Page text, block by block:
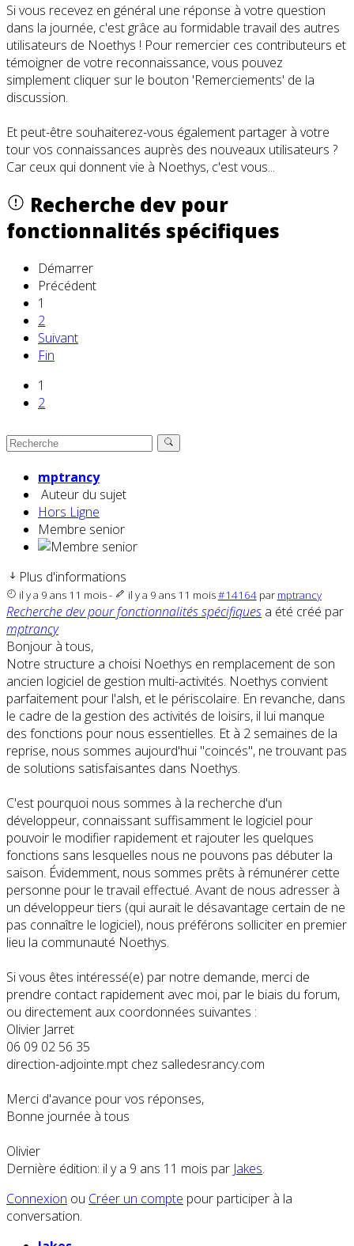
Si vous recevez en général une réponse à votre question
dans la journée, c'est grâce au formidable travail des autres
utilisateurs de Noethys ! Pour remercier ces contributeurs et
témoigner de votre reconnaissance, vous pouvez
simplement cliquer sur le bouton 'Remerciements' de la
discussion.
Et peut-être souhaiterez-vous également partager à votre
tour vos connaissances auprès des nouveaux utilisateurs ?
Car ceux qui donnent vie à Noethys, c'est vous...
Recherche dev pour
fonctionnalités spécifiques
Démarrer
Précédent
1
2
Suivant
Fin
1
2
mptrancy
Auteur du sujet
Hors Ligne
Membre senior
Plus d'informations
il y a 9 ans 11 mois- il y a 9 ans 11 mois#14164 par mptrancy
Recherche dev pour fonctionnalités spécifiques a été créé par
mptrancy
Bonjour à tous,
Notre structure a choisi Noethys en remplacement de son
ancien logiciel de gestion multi-activités. Noethys convient
parfaitement pour l'alsh, et le périscolaire. En revanche, dans
le cadre de la gestion des activités de loisirs, il lui manque
des fonctions pour nous essentielles. Et à 2 semaines de la
reprise, nous sommes aujourd'hui "coincés", ne trouvant pas
de solutions satisfaisantes dans Noethys.
C'est pourquoi nous sommes à la recherche d'un
développeur, connaissant suffisamment le logiciel pour
pouvoir le modifier rapidement et rajouter les quelques
fonctions sans lesquelles nous ne pouvons pas débuter la
saison. Évidemment, nous sommes prêts à rémunérer cette
personne pour le travail effectué. Avant de nous adresser à
un développeur tiers (qui aurait le désavantage certain de ne
pas connaître le logiciel), nous préférons solliciter en premier
lieu la communauté Noethys.
Si vous êtes intéressé(e) par notre demande, merci de
prendre contact rapidement avec moi, par le biais du forum,
ou directement aux coordonnées suivantes :
Olivier Jarret
06 09 02 56 35
direction-adjointe.mpt chez salledesrancy.com
Merci d'avance pour vos réponses,
Bonne journée à tous
Olivier
Dernière édition: il y a 9 ans 11 mois par Jakes.
Connexion ou Créer un compte pour participer à la
conversation.